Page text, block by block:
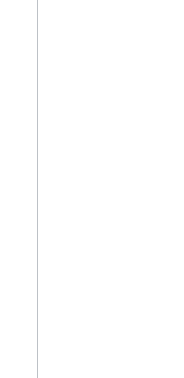
Рекомендации по обеспечению